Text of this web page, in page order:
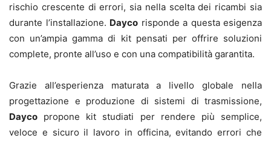
rischio crescente di errori, sia nella scelta dei ricambi sia
durante l’installazione. Dayco risponde a questa esigenza
con un’ampia gamma di kit pensati per offrire soluzioni
complete, pronte all’uso e con una compatibilità garantita.
Grazie all’esperienza maturata a livello globale nella
progettazione e produzione di sistemi di trasmissione,
Dayco propone kit studiati per rendere più semplice,
veloce e sicuro il lavoro in officina, evitando errori che